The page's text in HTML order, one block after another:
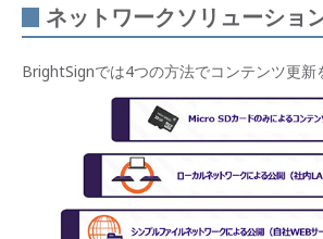
ネットワークソリューショ
BrightSignでは4つの方法でコンテンツ更新